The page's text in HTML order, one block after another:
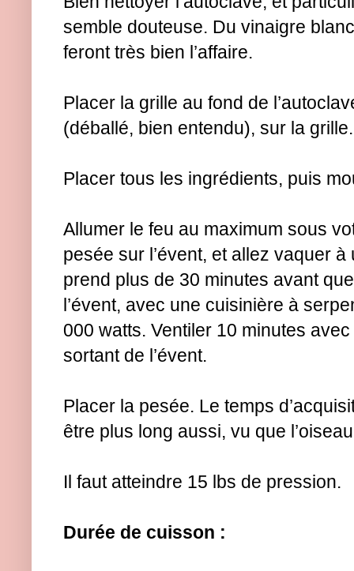
semble douteuse. Du vinaigre
feront très bien l’affaire.
Placer la grille au fond de
(déballé, bien entendu), sur la grille.
Placer tous les ingrédients, puis
Allumer le feu au maximum sous
pesée sur l’évent, et allez vaquer
prend plus de 30 minutes avant
l’évent, avec une cuisinière à
000 watts. Ventiler 10 minutes
sortant de l’évent.
Placer la pesée. Le temps
être plus long aussi, vu que
Il faut atteindre 15 lbs de pression.
Durée de cuisson :